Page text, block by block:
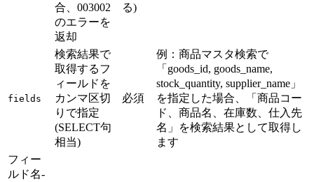
合、003002
のエラーを
返却
る)
fields
検索結果で
取得するフ
ィールドを
カンマ区切
りで指定
(SELECT句
相当)
必須
例：商品マスタ検索で
「goods_id, goods_name,
stock_quantity, supplier_name」
を指定した場合、「商品コー
ド、商品名、在庫数、仕入先
名」を検索結果として取得し
ます
フィー
ルド名-